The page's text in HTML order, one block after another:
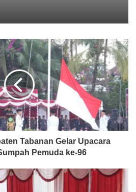
Tabanan Gelar Upacara
Pemuda ke-96